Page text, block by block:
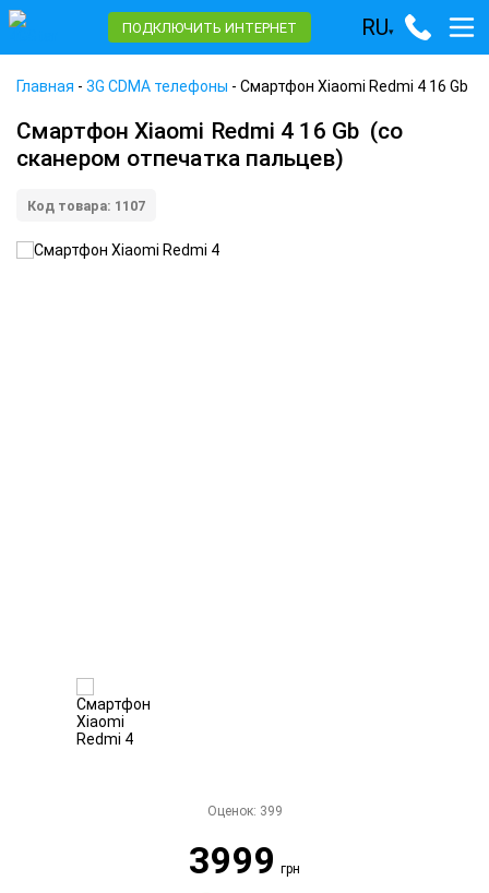
ПОДКЛЮЧИТЬ ИНТЕРНЕТ RU▾
Главная - 3G CDMA телефоны - Смартфон Xiaomi Redmi 4 16 Gb
Смартфон Xiaomi Redmi 4 16 Gb (со
сканером отпечатка пальцев)
Код товара: 1107
Оценок: 399
3999грн